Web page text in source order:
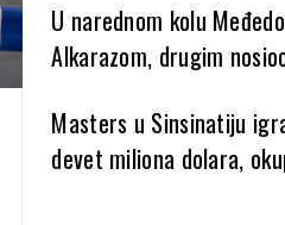
U narednom kolu
Alkarazom, drugim
Masters u Sinsinatiju
devet miliona dolara,